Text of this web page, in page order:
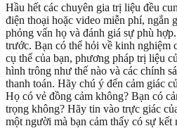
Hầu hết các chuyên gia trị liệu đều
điện thoại hoặc video miễn phí, ngắn
phỏng vấn họ và đánh giá sự phù
trước. Bạn có thể hỏi về kinh nghiệm
cụ thể của bạn, phương pháp trị liệu
hình trông như thế nào và các chính
thanh toán. Hãy chú ý đến cảm giác
Họ có vẻ đồng cảm không? Bạn có
trọng không? Hãy tin vào trực giác
một người mà bạn cảm thấy có sự kết